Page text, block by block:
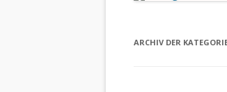
ARCHIV DER